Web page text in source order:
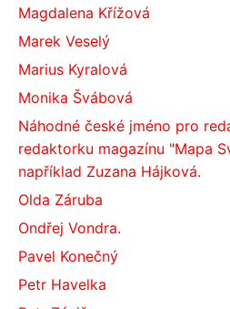
Magdalena Křížová
Marek Veselý
Marius Kyralová
Monika Švábová
Náhodné české jméno pro
redaktorku magazínu "Mapa
například Zuzana Hájková.
Olda Záruba
Ondřej Vondra.
Pavel Konečný
Petr Havelka